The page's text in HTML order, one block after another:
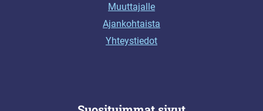
Muuttajalle
Ajankohtaista
Yhteystiedot